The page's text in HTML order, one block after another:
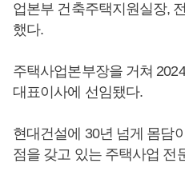
업본부 건축주택지원실장,
했다.
주택사업본부장을 거쳐
대표이사에 선임됐다.
현대건설에 30년 넘게 몸담
점을 갖고 있는 주택사업 전